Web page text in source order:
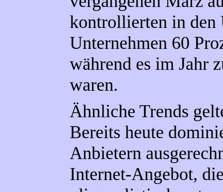
kontrollierten in den
Unternehmen 60
während es im Jahr
waren.
Ähnliche Trends
Bereits heute
Anbietern
Internet-Angebot,